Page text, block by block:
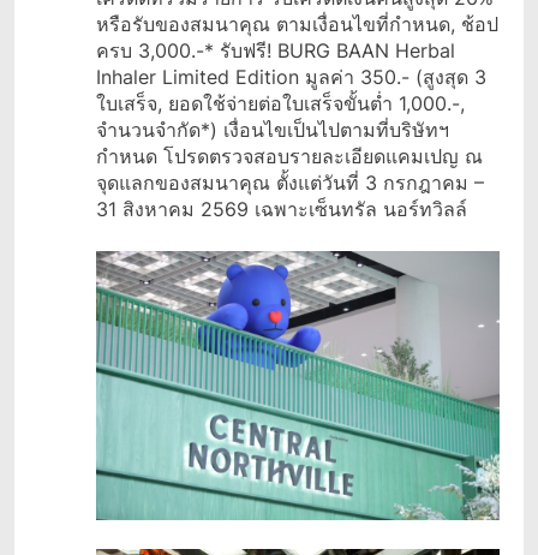
หรือรับของสมนาคุณ ตามเงื่อนไขที่กำหนด, ช้อป
ครบ 3,000.-* รับฟรี! BURG BAAN Herbal
Inhaler Limited Edition มูลค่า 350.- (สูงสุด 3
ใบเสร็จ, ยอดใช้จ่ายต่อใบเสร็จขั้นต่ำ 1,000.-,
จำนวนจำกัด*) เงื่อนไขเป็นไปตามที่บริษัทฯ
กำหนด โปรดตรวจสอบรายละเอียดแคมเปญ ณ
จุดแลกของสมนาคุณ ตั้งแต่วันที่ 3 กรกฎาคม –
31 สิงหาคม 2569 เฉพาะเซ็นทรัล นอร์ทวิลล์